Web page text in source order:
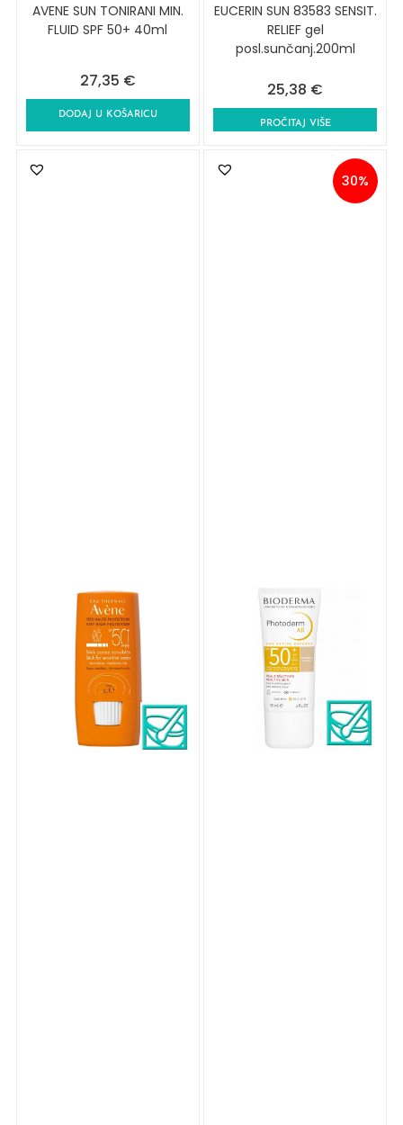
AVENE SUN TONIRANI MIN.
FLUID SPF 50+ 40ml
27,35 €
DODAJ U KOŠARICU
EUCERIN SUN 83583 SENSIT.
RELIEF gel
posl.sunčanj.200ml
25,38 €
PROČITAJ VIŠE
30%